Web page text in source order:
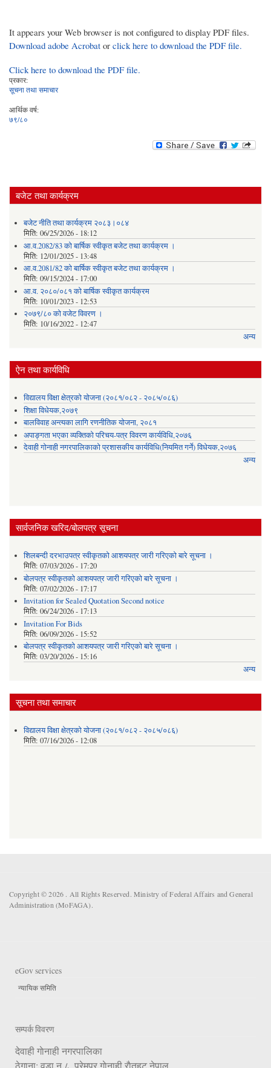
It appears your Web browser is not configured to display PDF files.
Download adobe Acrobat or click here to download the PDF file.
Click here to download the PDF file.
प्रकार:
सूचना तथा समाचार
आर्थिक वर्ष:
७९/८०
बजेट तथा कार्यक्रम
बजेट नीति तथा कार्यक्रम २०८३।०८४
मिति: 06/25/2026 - 18:12
आ.व.2082/83 को बार्षिक स्वीकृत बजेट तथा कार्यक्रम ।
मिति: 12/01/2025 - 13:48
आ.व.2081/82 को बार्षिक स्वीकृत बजेट तथा कार्यक्रम ।
मिति: 09/15/2024 - 17:00
आ.व. २०८०/०८१ को बार्षिक स्वीकृत कार्यक्रम
मिति: 10/01/2023 - 12:53
२०७९/८० को वजेट विवरण ।
मिति: 10/16/2022 - 12:47
अन्य
ऐन तथा कार्यविधि
विद्यालय विक्षा क्षेत्रको योजना (२०८१/०८२ - २०८५/०८६)
शिक्षा विधेयक,२०७९
बालविवाह अन्त्यका लागि रणनीतिक योजना, २०८१
अपाङ्गता भएका व्यक्तिको परिचय-पत्र विवरण कार्यविधि,२०७६
देवाही गोनाही नगरपालिकाको प्रशासकीय कार्यविधि(नियमित गर्ने) विधेयक,२०७६
अन्य
सार्वजनिक खरिद/बोलपत्र सूचना
शिलबन्दी दरभाउपत्र स्वीकृतको आशयपत्र जारी गरिएको बारे सूचना ।
मिति: 07/03/2026 - 17:20
बोलपत्र स्वीकृतको आशयपत्र जारी गरिएको बारे सूचना ।
मिति: 07/02/2026 - 17:17
Invitation for Sealed Quotation Second notice
मिति: 06/24/2026 - 17:13
Invitation For Bids
मिति: 06/09/2026 - 15:52
बोलपत्र स्वीकृतको आशयपत्र जारी गरिएको बारे सूचना ।
मिति: 03/20/2026 - 15:16
अन्य
सूचना तथा समाचार
विद्यालय विक्षा क्षेत्रको योजना (२०८१/०८२ - २०८५/०८६)
मिति: 07/16/2026 - 12:08
Copyright © 2026 . All Rights Reserved. Ministry of Federal Affairs and General
Administration (MoFAGA).
eGov services
न्यायिक समिति
सम्पर्क विवरण
देवाही गाेनाही नगरपालिका
ठेगाना: वडा न.८, प्रेमपुर गाेनाही,राैतहट,नेपाल